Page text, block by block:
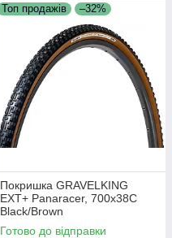
Топ продажів –32%
Покришка GRAVELKING
EXT+ Panaracer, 700x38C
Black/Brown
Готово до відправки